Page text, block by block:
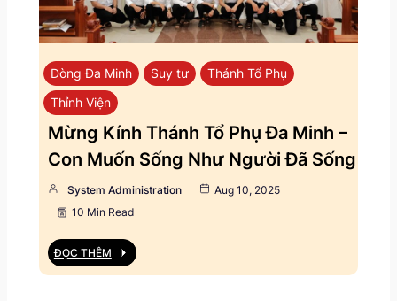
Dòng Đa Minh Suy tư
Thánh Tổ Phụ
Thỉnh Viện
Mừng Kính Thánh Tổ Phụ Đa Minh –
Con Muốn Sống Như Người Đã Sống
System Administration
Aug 10, 2025
10 Min Read
ĐỌC THÊM